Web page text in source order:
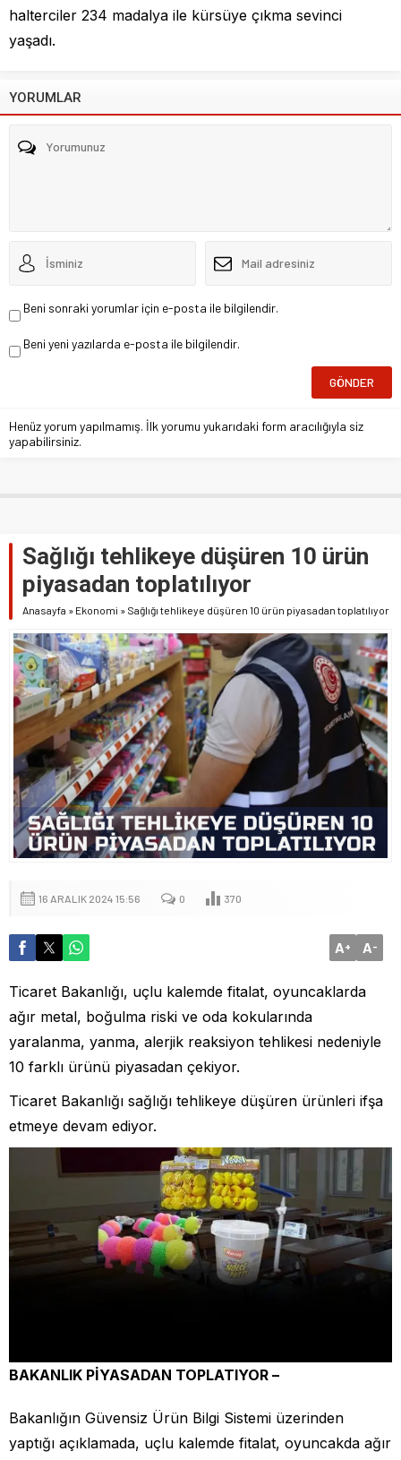
halterciler 234 madalya ile kürsüye çıkma sevinci
yaşadı.
YORUMLAR
Beni sonraki yorumlar için e-posta ile bilgilendir.
Beni yeni yazılarda e-posta ile bilgilendir.
Henüz yorum yapılmamış. İlk yorumu yukarıdaki form aracılığıyla siz
yapabilirsiniz.
Sağlığı tehlikeye düşüren 10 ürün
piyasadan toplatılıyor
Anasayfa » Ekonomi » Sağlığı tehlikeye düşüren 10 ürün piyasadan toplatılıyor
16 ARALIK 2024 15:56 0 370
A+ A-
Ticaret Bakanlığı, uçlu kalemde fitalat, oyuncaklarda
ağır metal, boğulma riski ve oda kokularında
yaralanma, yanma, alerjik reaksiyon tehlikesi nedeniyle
10 farklı ürünü piyasadan çekiyor.
Ticaret Bakanlığı sağlığı tehlikeye düşüren ürünleri ifşa
etmeye devam ediyor.
BAKANLIK PİYASADAN TOPLATIYOR –
Bakanlığın Güvensiz Ürün Bilgi Sistemi üzerinden
yaptığı açıklamada, uçlu kalemde fitalat, oyuncakda ağır